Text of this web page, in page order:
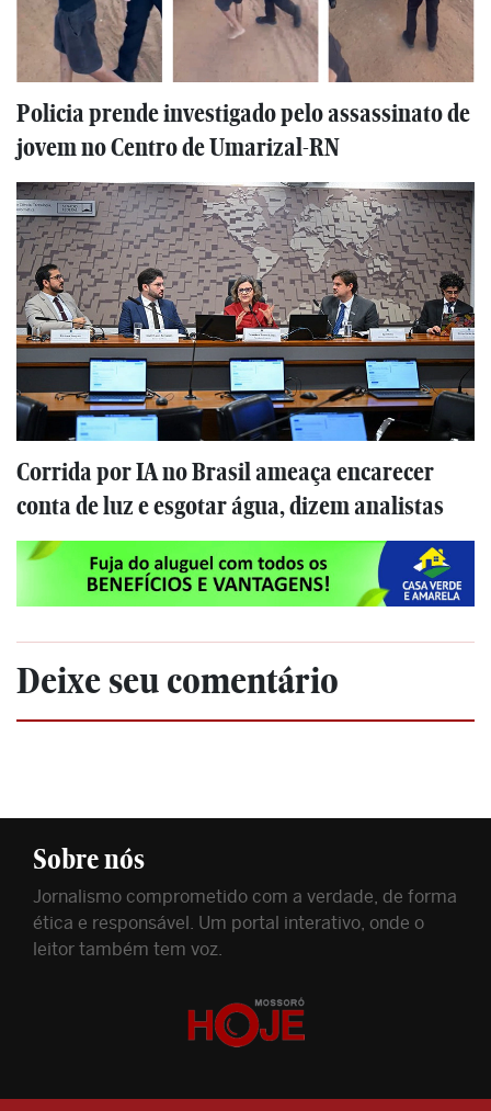
Policia prende investigado pelo assassinato de
jovem no Centro de Umarizal-RN
Corrida por IA no Brasil ameaça encarecer
conta de luz e esgotar água, dizem analistas
Deixe seu comentário
Sobre nós
Jornalismo comprometido com a verdade, de forma
ética e responsável. Um portal interativo, onde o
leitor também tem voz.